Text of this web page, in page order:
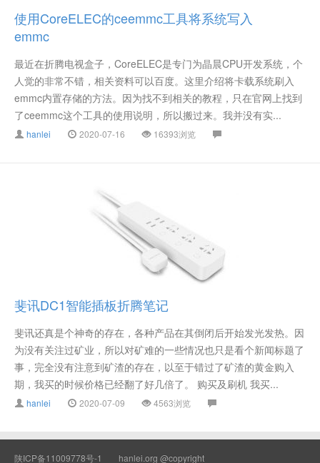
使用CoreELEC的ceemmc工具将系统写入
emmc
最近在折腾电视盒子，CoreELEC是专门为晶晨CPU开发系统，个
人觉的非常不错，相关资料可以百度。这里介绍将卡载系统刷入
emmc内置存储的方法。因为找不到相关的教程，只在官网上找到
了ceemmc这个工具的使用说明，所以搬过来。我并没有实...
hanlei 2020-07-16 16393浏览
斐讯DC1智能插板折腾笔记
斐讯还真是个神奇的存在，各种产品在其倒闭后开始发光发热。因
为没有关注过矿业，所以对矿难的一些情况也只是看个新闻标题了
事，完全没有注意到矿渣的存在，以至于错过了矿渣的黄金购入
期，我买的时候价格已经翻了好几倍了。 购买及刷机 我买...
hanlei 2020-07-09 4563浏览
陕ICP备11009778号-1 hanlei.org @copyright